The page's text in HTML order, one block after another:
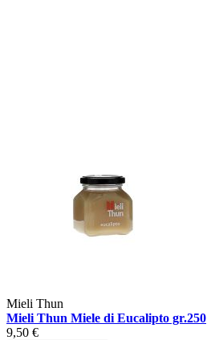
Mieli Thun
Mieli Thun Miele di Eucalipto gr.250
9,50 €